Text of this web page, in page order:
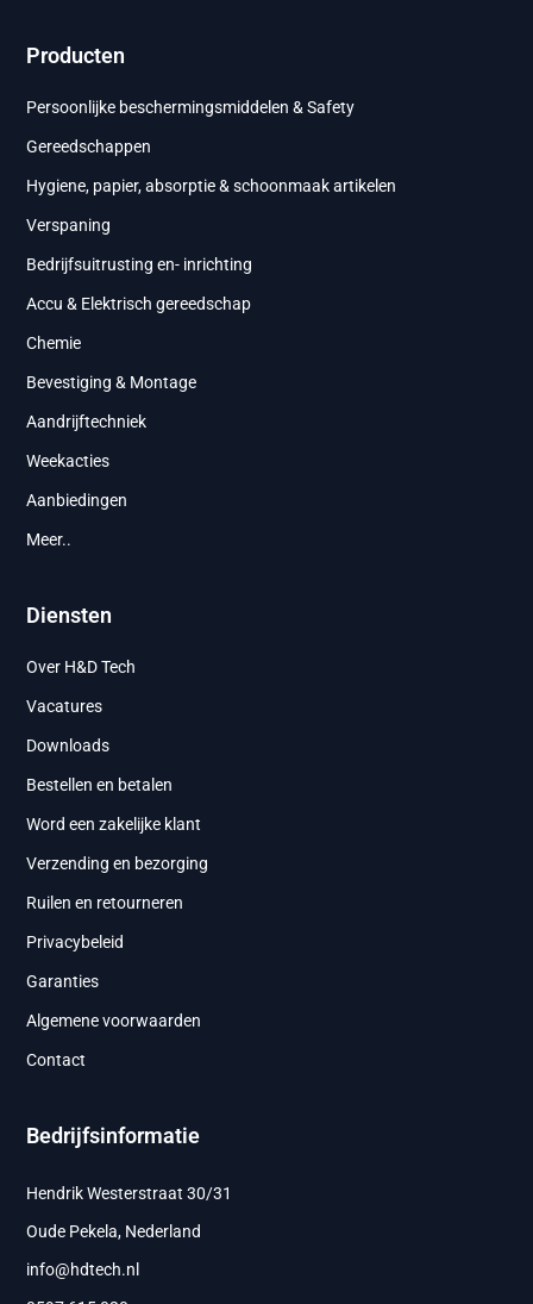
Producten
Persoonlijke beschermingsmiddelen & Safety
Gereedschappen
Hygiene, papier, absorptie & schoonmaak artikelen
Verspaning
Bedrijfsuitrusting en- inrichting
Accu & Elektrisch gereedschap
Chemie
Bevestiging & Montage
Aandrijftechniek
Weekacties
Aanbiedingen
Meer..
Diensten
Over H&D Tech
Vacatures
Downloads
Bestellen en betalen
Word een zakelijke klant
Verzending en bezorging
Ruilen en retourneren
Privacybeleid
Garanties
Algemene voorwaarden
Contact
Bedrijfsinformatie
Hendrik Westerstraat 30/31
Oude Pekela, Nederland
info@hdtech.nl